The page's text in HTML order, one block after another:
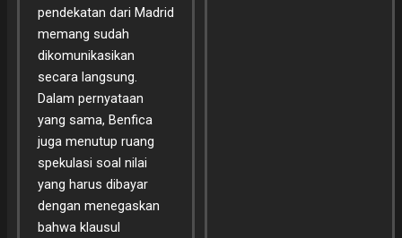
pendekatan dari Madrid
memang sudah
dikomunikasikan
secara langsung.
Dalam pernyataan
yang sama, Benfica
juga menutup ruang
spekulasi soal nilai
yang harus dibayar
dengan menegaskan
bahwa klausul